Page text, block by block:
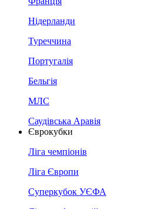
Нідерланди
Туреччина
Португалія
Бельгія
МЛС
Саудівська Аравія
Єврокубки
Ліга чемпіонів
Ліга Європи
Суперкубок УЄФА